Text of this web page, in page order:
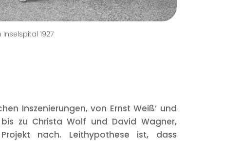
1927
Inszenierungen, von Ernst Weiß’ und
bis zu Christa Wolf und David Wagner,
nach. Leithypothese ist, dass